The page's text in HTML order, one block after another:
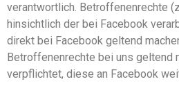
verantwortlich. Betroffenenrechte
hinsichtlich der bei Facebook
direkt bei Facebook geltend
Betroffenenrechte bei uns geltend
verpflichtet, diese an Facebook